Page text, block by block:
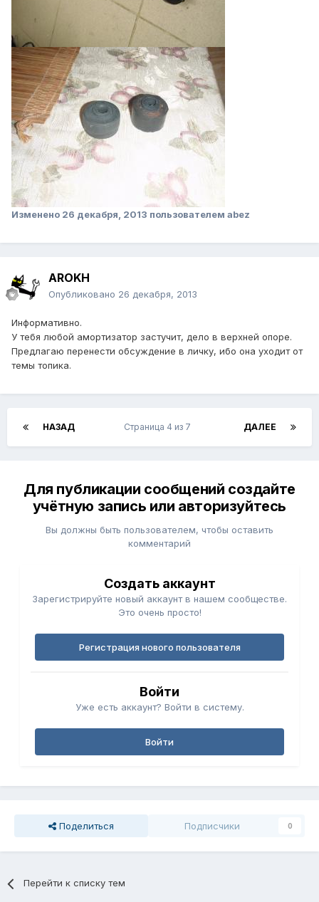
Изменено 26 декабря, 2013 пользователем abez
AROKH
Опубликовано 26 декабря, 2013
Информативно.
У тебя любой амортизатор застучит, дело в верхней опоре.
Предлагаю перенести обсуждение в личку, ибо она уходит от
темы топика.
НАЗАД ДАЛЕЕ
Страница 4 из 7
Для публикации сообщений создайте
учётную запись или авторизуйтесь
Вы должны быть пользователем, чтобы оставить
комментарий
Создать аккаунт
Зарегистрируйте новый аккаунт в нашем сообществе.
Это очень просто!
Регистрация нового пользователя
Войти
Уже есть аккаунт? Войти в систему.
Войти
Поделиться Подписчики 0
Перейти к списку тем